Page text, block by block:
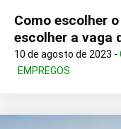
Como escolher
escolher a vaga
10 de agosto de 2023 -
EMPREGOS